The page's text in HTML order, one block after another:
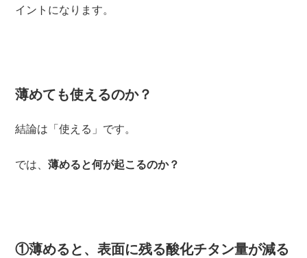
イントになります。
薄めても使えるのか？
結論は「使える」です。
では、薄めると何が起こるのか？
①薄めると、表面に残る酸化チタン量が減る